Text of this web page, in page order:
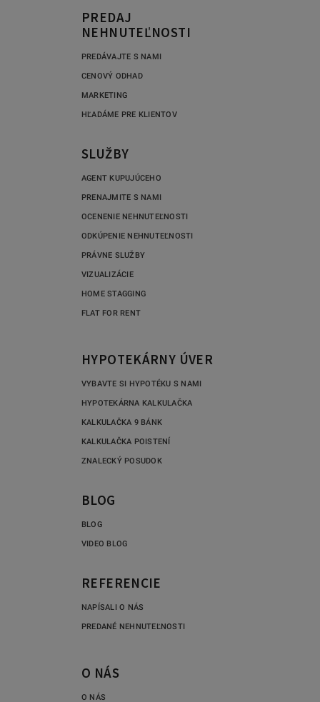
PREDAJ
NEHNUTEĽNOSTI
PREDÁVAJTE S NAMI
CENOVÝ ODHAD
MARKETING
HĽADÁME PRE KLIENTOV
SLUŽBY
AGENT KUPUJÚCEHO
PRENAJMITE S NAMI
OCENENIE NEHNUTEĽNOSTI
ODKÚPENIE NEHNUTEĽNOSTI
PRÁVNE SLUŽBY
VIZUALIZÁCIE
HOME STAGGING
FLAT FOR RENT
HYPOTEKÁRNY ÚVER
VYBAVTE SI HYPOTÉKU S NAMI
HYPOTEKÁRNA KALKULAČKA
KALKULAČKA 9 BÁNK
KALKULAČKA POISTENÍ
ZNALECKÝ POSUDOK
BLOG
BLOG
VIDEO BLOG
REFERENCIE
NAPÍSALI O NÁS
PREDANÉ NEHNUTEĽNOSTI
O NÁS
O NÁS